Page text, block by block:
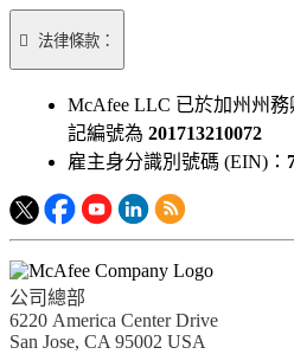
 法律條款：
McAfee LLC 已於加州州
記編號為 201713210072
雇主身分識別號碼 (EIN)：
公司總部
6220 America Center Drive
San Jose, CA 95002 USA